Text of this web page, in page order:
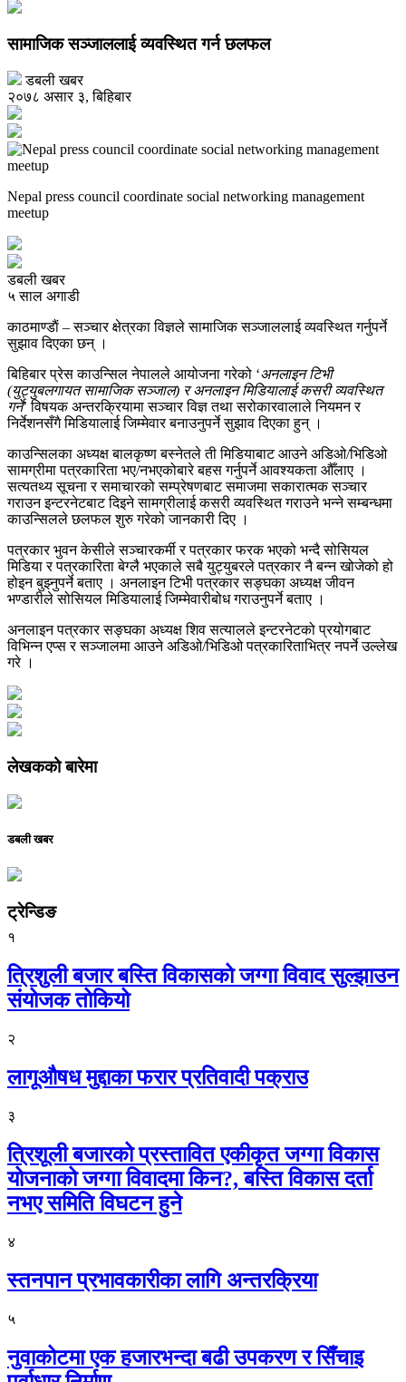
सामाजिक सञ्जाललाई व्यवस्थित गर्न छलफल
डबली खबर
२०७८ असार ३, बिहिबार
Nepal press council coordinate social networking management
meetup
डबली खबर
५ साल अगाडी
काठमाण्डाैं – सञ्चार क्षेत्रका विज्ञले सामाजिक सञ्जाललाई व्यवस्थित गर्नुपर्ने
सुझाव दिएका छन् ।
बिहिबार प्रेस काउन्सिल नेपालले आयोजना गरेको ‘अनलाइन टिभी
(युट्युबलगायत सामाजिक सञ्जाल) र अनलाइन मिडियालाई कसरी व्यवस्थित
गर्ने’ विषयक अन्तरक्रियामा सञ्चार विज्ञ तथा सरोकारवालाले नियमन र
निर्देशनसँगै मिडियालाई जिम्मेवार बनाउनुपर्ने सुझाव दिएका हुन् ।
काउन्सिलका अध्यक्ष बालकृष्ण बस्नेतले ती मिडियाबाट आउने अडिओ/भिडिओ
सामग्रीमा पत्रकारिता भए/नभएकोबारे बहस गर्नुपर्ने आवश्यकता औँलाए ।
सत्यतथ्य सूचना र समाचारको सम्प्रेषणबाट समाजमा सकारात्मक सञ्चार
गराउन इन्टरनेटबाट दिइने सामग्रीलाई कसरी व्यवस्थित गराउने भन्ने सम्बन्धमा
काउन्सिलले छलफल शुरु गरेको जानकारी दिए ।
पत्रकार भुवन केसीले सञ्चारकर्मी र पत्रकार फरक भएको भन्दै सोसियल
मिडिया र पत्रकारिता बेग्लै भएकाले सबै युट्युबरले पत्रकार नै बन्न खोजेको हो
होइन बुझ्नुपर्ने बताए । अनलाइन टिभी पत्रकार सङ्घका अध्यक्ष जीवन
भण्डारीले सोसियल मिडियालाई जिम्मेवारीबोध गराउनुपर्ने बताए ।
अनलाइन पत्रकार सङ्घका अध्यक्ष शिव सत्यालले इन्टरनेटको प्रयोगबाट
विभिन्न एप्स र सञ्जालमा आउने अडिओ/भिडिओ पत्रकारिताभित्र नपर्ने उल्लेख
गरे ।
लेखकको बारेमा
डबली खबर
ट्रेन्डिङ
१
त्रिशुली बजार बस्ति विकासको जग्गा विवाद सुल्झाउन
संयोजक तोकियो
२
लागूऔषध मुद्दाका फरार प्रतिवादी पक्राउ
३
त्रिशूली बजारको प्रस्तावित एकीकृत जग्गा विकास
योजनाको जग्गा विवादमा किन?, बस्ति विकास दर्ता
नभए समिति विघटन हुने
४
स्तनपान प्रभावकारीका लागि अन्तरक्रिया
५
नुवाकोटमा एक हजारभन्दा बढी उपकरण र सिँचाइ